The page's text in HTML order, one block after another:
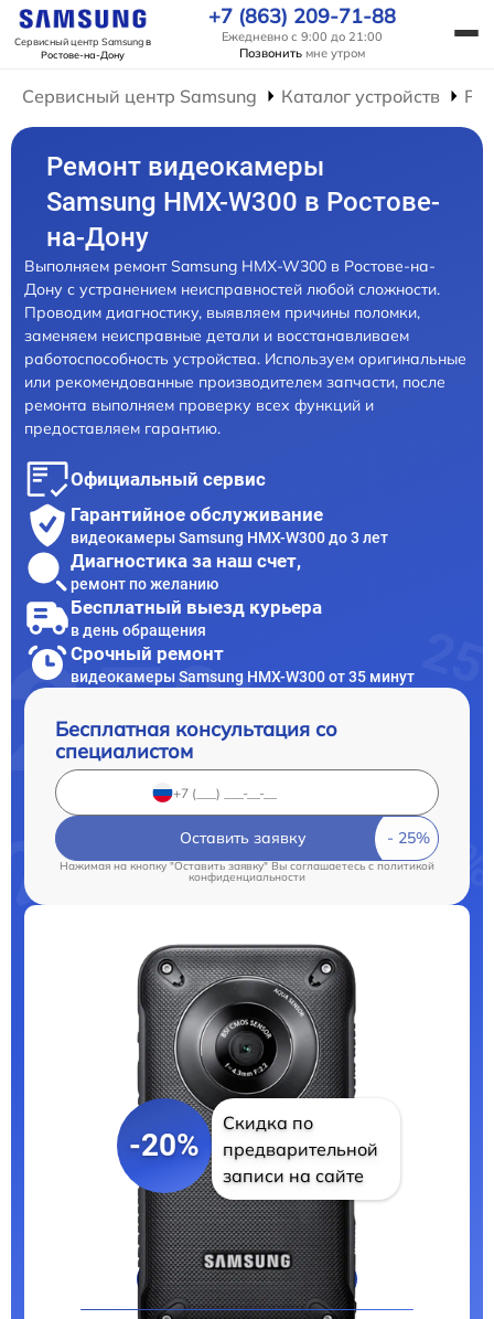
Сервисный центр Samsungв
Ростове-на-Дону
+7 (863) 209-71-88
Ежедневно с 9:00 до 21:00
Позвонить мне утром
Сервисный центр Samsung Каталог устройств
Ремонт видеокамеры
Samsung HMX-W300 в Ростове-
на-Дону
Выполняем ремонт Samsung HMX-W300 в Ростове-на-
Дону с устранением неисправностей любой сложности.
Проводим диагностику, выявляем причины поломки,
заменяем неисправные детали и восстанавливаем
работоспособность устройства. Используем оригинальные
или рекомендованные производителем запчасти, после
ремонта выполняем проверку всех функций и
предоставляем гарантию.
Официальный сервис
Гарантийное обслуживание
видеокамеры Samsung HMX-W300 до 3 лет
Диагностика за наш счет,
ремонт по желанию
Бесплатный выезд курьера
в день обращения
Срочный ремонт
видеокамеры Samsung HMX-W300 от 35 минут
Бесплатная консультация со
специалистом
Оставить заявку
Нажимая на кнопку "Оставить заявку" Вы соглашаетесь c политикой
конфиденциальности
-20%
Скидка по
предварительной
записи на сайте
Цены на ремонт